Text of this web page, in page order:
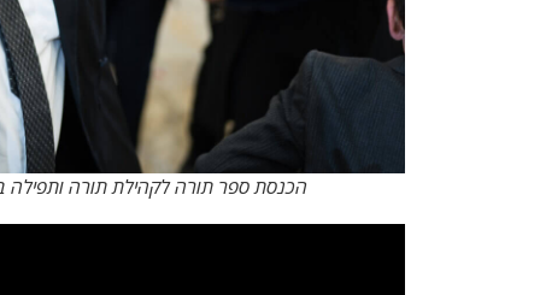
הכנסת ספר תורה לקהילת תורה